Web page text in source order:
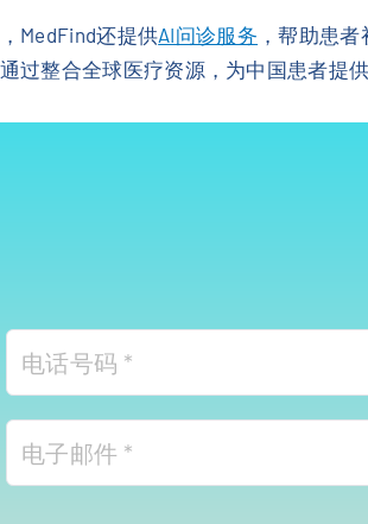
MedFind还提供AI问诊服务 ，帮助患
过整合全球医疗资源，为中国患者提